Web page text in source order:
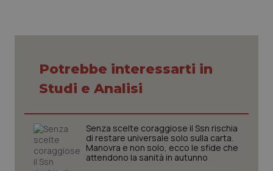
Puglia
Sardegna
Sicilia
Malattie rare
Malattia di Crohn & Rettocolite Ulcerosa
Neuroscienze & patologie neurodegenerative
Potrebbe interessarti in
Studi e Analisi
Senza scelte coraggiose il Ssn rischia
di restare universale solo sulla carta.
Manovra e non solo, ecco le sfide che
attendono la sanità in autunno